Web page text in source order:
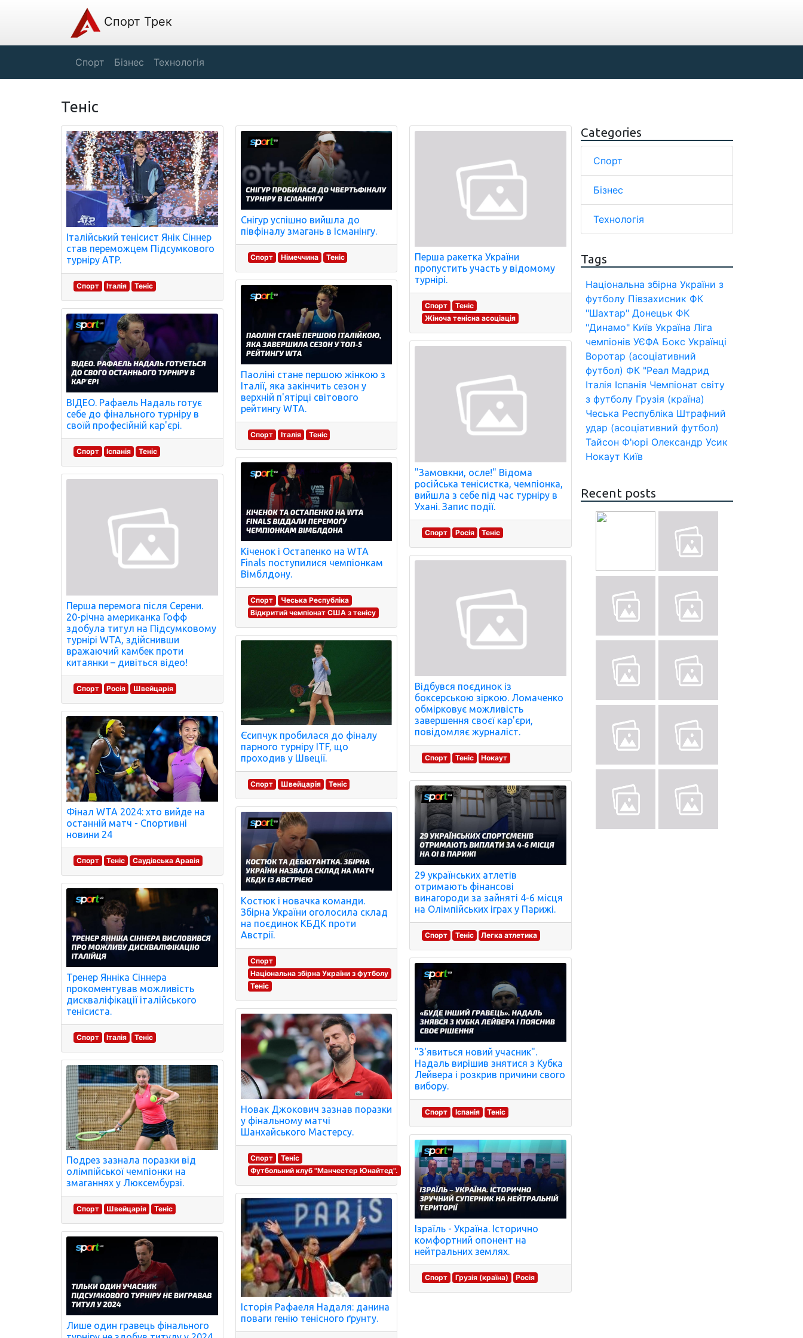
Спорт Трек
Спорт Бізнес Технологія
Теніс
Італійський тенісист Янік Сіннер
став переможцем Підсумкового
турніру ATP.
Спорт Італія Теніс
ВІДЕО. Рафаель Надаль готує
себе до фінального турніру в
своїй професійній кар'єрі.
Спорт Іспанія Теніс
Перша перемога після Серени.
20-річна американка Гофф
здобула титул на Підсумковому
турнірі WTA, здійснивши
вражаючий камбек проти
китаянки – дивіться відео!
Спорт Росія Швейцарія
Фінал WTA 2024: хто вийде на
останній матч - Спортивні
новини 24
Спорт Теніс Саудівська Аравія
Тренер Янніка Сіннера
прокоментував можливість
дискваліфікації італійського
тенісиста.
Спорт Італія Теніс
Подрез зазнала поразки від
олімпійської чемпіонки на
змаганнях у Люксембурзі.
Спорт Швейцарія Теніс
Лише один гравець фінального
Снігур успішно вийшла до
півфіналу змагань в Ісманінгу.
Спорт Німеччина Теніс
Паоліні стане першою жінкою з
Італії, яка закінчить сезон у
верхній п'ятірці світового
рейтингу WTA.
Спорт Італія Теніс
Кіченок і Остапенко на WTA
Finals поступилися чемпіонкам
Вімблдону.
Спорт
Чеська Республіка
Відкритий чемпіонат США з тенісу
Єсипчук пробилася до фіналу
парного турніру ITF, що
проходив у Швеції.
Спорт Швейцарія Теніс
Костюк і новачка команди.
Збірна України оголосила склад
на поєдинок КБДК проти
Австрії.
Спорт
Національна збірна України з футболу
Теніс
Новак Джокович зазнав поразки
у фінальному матчі
Шанхайського Мастерсу.
Спорт
Теніс
Футбольний клуб "Манчестер Юнайтед".
Історія Рафаеля Надаля: данина
поваги генію тенісного ґрунту.
Перша ракетка України
пропустить участь у відомому
турнірі.
Спорт
Теніс
Жіноча тенісна асоціація
"Замовкни, осле!" Відома
російська тенісистка, чемпіонка,
вийшла з себе під час турніру в
Ухані. Запис події.
Спорт Росія Теніс
Відбувся поєдинок із
боксерською зіркою. Ломаченко
обмірковує можливість
завершення своєї кар'єри,
повідомляє журналіст.
Спорт Теніс Нокаут
29 українських атлетів
отримають фінансові
винагороди за зайняті 4-6 місця
на Олімпійських іграх у Парижі.
Спорт Теніс Легка атлетика
"З'явиться новий учасник".
Надаль вирішив знятися з Кубка
Лейвера і розкрив причини свого
вибору.
Спорт Іспанія Теніс
Ізраїль - Україна. Історично
комфортний опонент на
нейтральних землях.
Спорт Грузія (країна) Росія
Categories
Спорт
Бізнес
Технологія
Tags
Національна збірна України з
футболу Півзахисник ФК
"Шахтар" Донецьк ФК
"Динамо" Київ Україна Ліга
чемпіонів УЄФА Бокс Українці
Воротар (асоціативний
футбол) ФК "Реал Мадрид
Італія Іспанія Чемпіонат світу
з футболу Грузія (країна)
Чеська Республіка Штрафний
удар (асоціативний футбол)
Тайсон Ф'юрі Олександр Усик
Нокаут Київ
Recent posts